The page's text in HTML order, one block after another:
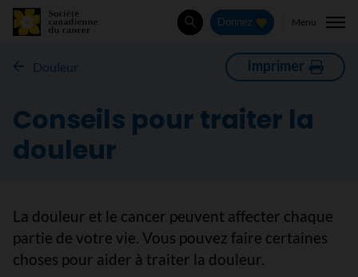
Rechercher
Donnez Menu
Douleur Imprimer
Conseils pour traiter la
douleur
La douleur et le cancer peuvent affecter chaque
partie de votre vie. Vous pouvez faire certaines
choses pour aider à traiter la douleur.